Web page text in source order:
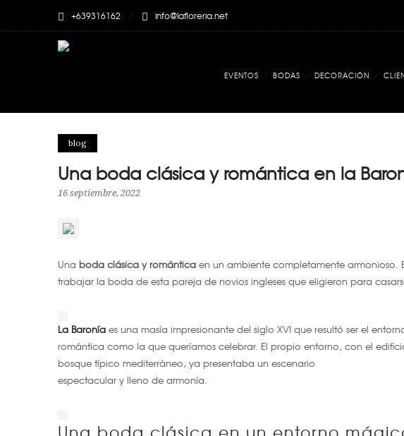
+639316162 info@lafloreria.net
EVENTOS BODAS DECORACIÓN
blog
Una boda clásica y romántica en la
16 septiembre, 2022
Una boda clásica y romántica en un ambiente completamente armonioso.
trabajar la boda de esta pareja de novios ingleses que eligieron para
La Baronía es una masía impresionante del siglo XVI que resultó ser el
romántica como la que queríamos celebrar. El propio entorno, con el
bosque típico mediterráneo, ya presentaba un escenario
espectacular y lleno de armonía.